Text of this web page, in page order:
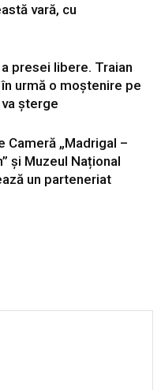
vară, cu
presei libere. Traian
urmă o moștenire pe
șterge
Cameră „Madrigal –
și Muzeul Național
un parteneriat